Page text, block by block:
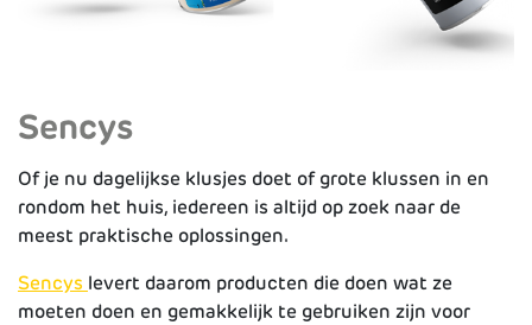
Sencys
Of je nu dagelijkse klusjes doet of grote klussen in en
rondom het huis, iedereen is altijd op zoek naar de
meest praktische oplossingen.
Sencys levert daarom producten die doen wat ze
moeten doen en gemakkelijk te gebruiken zijn voor